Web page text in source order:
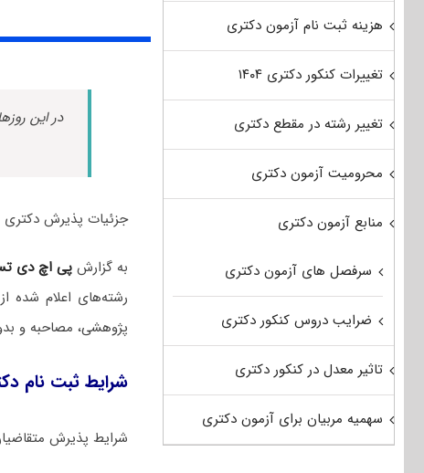
در این
جزئیات پذیرش دکتری
به گزارش پی اچ دی
رشته‌های اعلام شده
پژوهشی، مصاحبه و بدون شرکت
شرایط ثبت نام
شرایط پذیرش
هزینه ثبت نام آزمون دکتری
تغییرات کنکور دکتری ۱۴۰۴
تغییر رشته در مقطع دکتری
محرومیت آزمون دکتری
منابع آزمون دکتری
سرفصل های آزمون دکتری
ضرایب دروس کنکور دکتری
تاثیر معدل در کنکور دکتری
سهمیه مربیان برای آزمون دکتری